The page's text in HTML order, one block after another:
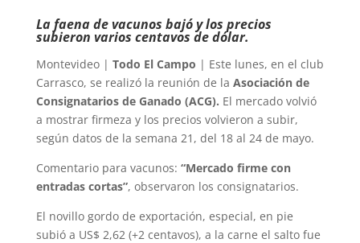
La faena de vacunos bajó y los precios
subieron varios centavos de dólar.
Montevideo | Todo El Campo | Este lunes, en el club
Carrasco, se realizó la reunión de la Asociación de
Consignatarios de Ganado (ACG). El mercado volvió
a mostrar firmeza y los precios volvieron a subir,
según datos de la semana 21, del 18 al 24 de mayo.
Comentario para vacunos: “Mercado firme con
entradas cortas”, observaron los consignatarios.
El novillo gordo de exportación, especial, en pie
subió a US$ 2,62 (+2 centavos), a la carne el salto fue